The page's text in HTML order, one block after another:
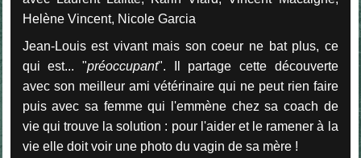
Helène Vincent, Nicole Garcia
Jean-Louis est vivant mais son coeur ne bat plus, ce
qui est... "préoccupant". Il partage cette découverte
avec son meilleur ami vétérinaire qui ne peut rien faire
puis avec sa femme qui l'emmène chez sa coach de
vie qui trouve la solution : pour l'aider et le ramener à la
vie elle doit voir une photo du vagin de sa mère !